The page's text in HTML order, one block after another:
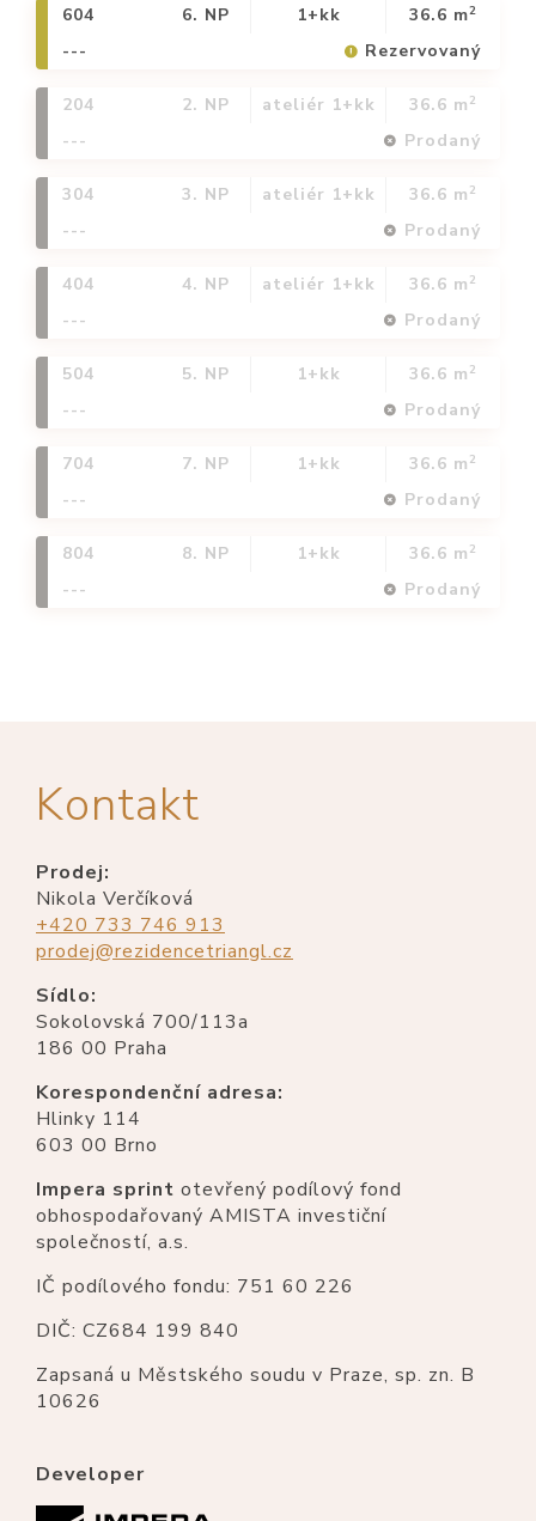
604 6. NP 1+kk 36.6 m2
--- Rezervovaný
204 2. NP ateliér 1+kk 36.6 m 2
--- Prodaný
304 3. NP ateliér 1+kk 36.6 m 2
--- Prodaný
404 4. NP ateliér 1+kk 36.6 m 2
--- Prodaný
504 5. NP 1+kk 36.6 m 2
--- Prodaný
704 7. NP 1+kk 36.6 m 2
--- Prodaný
804 8. NP 1+kk 36.6 m 2
--- Prodaný
Kontakt
Prodej:
Nikola Verčíková
+420 733 746 913
prodej@rezidencetriangl.cz
Sídlo:
Sokolovská 700/113a
186 00 Praha
Korespondenční adresa:
Hlinky 114
603 00 Brno
Impera sprint otevřený podílový fond
obhospodařovaný AMISTA investiční
společností, a.s.
IČ podílového fondu: 751 60 226
DIČ: CZ684 199 840
Zapsaná u Městského soudu v Praze, sp. zn. B
10626
Developer